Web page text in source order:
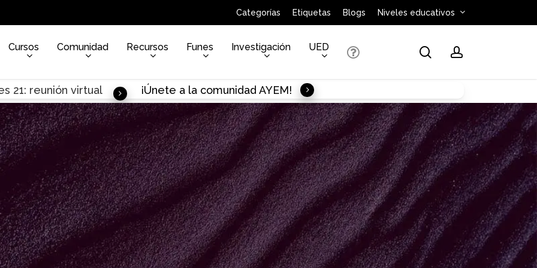
Categorías Etiquetas Blogs Niveles educativos
Cursos Comunidad Recursos Funes Investigación UED searchaccount
21: reunión virtual ¡Únete a la comunidad AYEM!